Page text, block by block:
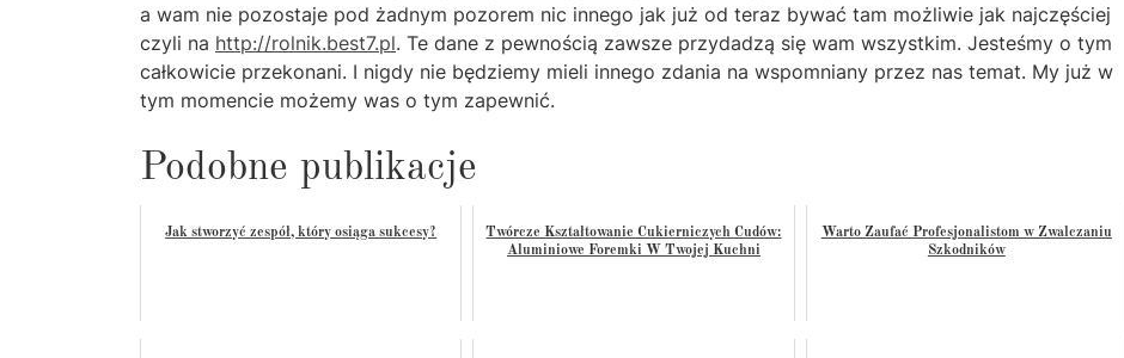
a wam nie pozostaje pod żadnym pozorem nic innego jak już od teraz bywać tam możliwie jak najczęściej
czyli na http://rolnik.best7.pl. Te dane z pewnością zawsze przydadzą się wam wszystkim. Jesteśmy o tym
całkowicie przekonani. I nigdy nie będziemy mieli innego zdania na wspomniany przez nas temat. My już w
tym momencie możemy was o tym zapewnić.
Podobne publikacje
Jak stworzyć zespół, który osiąga sukcesy?
Twórcze Kształtowanie Cukierniczych Cudów:
Aluminiowe Foremki W Twojej Kuchni
Warto Zaufać Profesjonalistom w Zwalczaniu
Szkodników